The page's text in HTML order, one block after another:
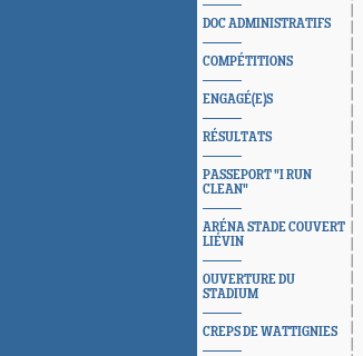
DOC ADMINISTRATIFS
COMPÉTITIONS
ENGAGÉ(E)S
RÉSULTATS
PASSEPORT "I RUN
CLEAN"
ARÉNA STADE COUVERT
LIÉVIN
OUVERTURE DU
STADIUM
CREPS DE WATTIGNIES